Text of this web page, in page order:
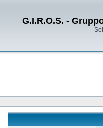
G.I.R.O.S. -